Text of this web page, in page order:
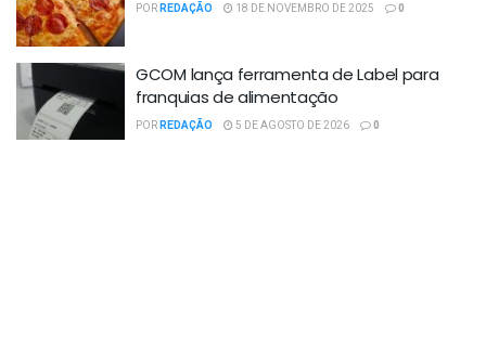
PORREDAÇÃO 18 DE NOVEMBRO DE 2025 0
GCOM lança ferramenta de Label para
franquias de alimentação
PORREDAÇÃO 5 DE AGOSTO DE 2026 0